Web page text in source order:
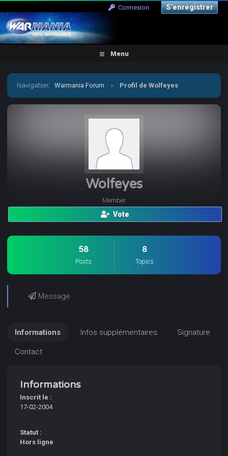
Connexion S’enregistrer
Menu
Navigation:Warmania Forum › Profil de Wolfeyes
Wolfeyes
Member
Vote
58
Posts
8
Topics
Message
Informations Infos supplémentaires Signature
Contact
Informations
Inscrit le :
17-02-2004
Statut :
Hors ligne